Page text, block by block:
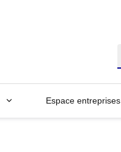
Espace entreprises